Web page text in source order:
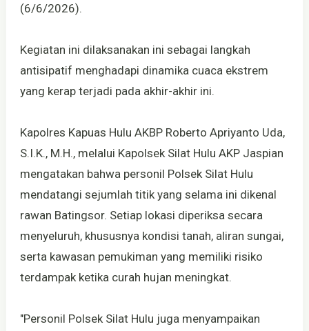
(6/6/2026).
Kegiatan ini dilaksanakan ini sebagai langkah
antisipatif menghadapi dinamika cuaca ekstrem
yang kerap terjadi pada akhir-akhir ini.
Kapolres Kapuas Hulu AKBP Roberto Apriyanto Uda,
S.I.K., M.H., melalui Kapolsek Silat Hulu AKP Jaspian
mengatakan bahwa personil Polsek Silat Hulu
mendatangi sejumlah titik yang selama ini dikenal
rawan Batingsor. Setiap lokasi diperiksa secara
menyeluruh, khususnya kondisi tanah, aliran sungai,
serta kawasan pemukiman yang memiliki risiko
terdampak ketika curah hujan meningkat.
"Personil Polsek Silat Hulu juga menyampaikan